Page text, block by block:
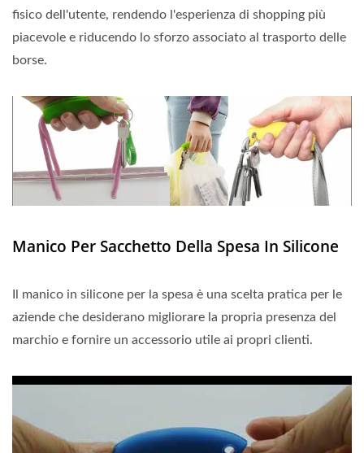
fisico dell'utente, rendendo l'esperienza di shopping più
piacevole e riducendo lo sforzo associato al trasporto delle
borse.
Manico Per Sacchetto Della Spesa In Silicone
Il manico in silicone per la spesa è una scelta pratica per le
aziende che desiderano migliorare la propria presenza del
marchio e fornire un accessorio utile ai propri clienti.